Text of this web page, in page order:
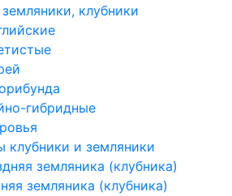
клубники
гибридные
клубники и земляники
земляника (клубника)
земляника (клубника)